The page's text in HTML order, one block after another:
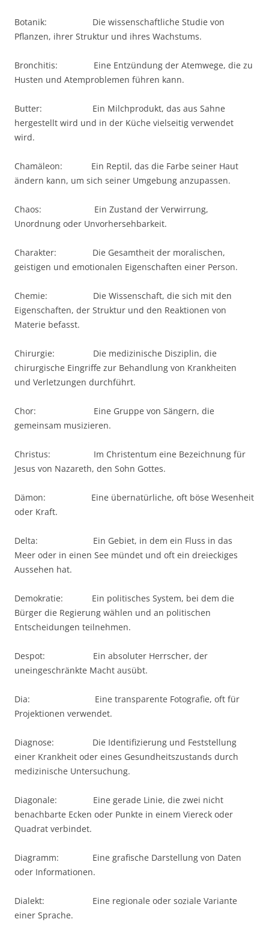
Botanik: Die wissenschaftliche Studie von
Pflanzen, ihrer Struktur und ihres Wachstums.
Bronchitis: Eine Entzündung der Atemwege, die zu
Husten und Atemproblemen führen kann.
Butter: Ein Milchprodukt, das aus Sahne
hergestellt wird und in der Küche vielseitig verwendet
wird.
Chamäleon: Ein Reptil, das die Farbe seiner Haut
ändern kann, um sich seiner Umgebung anzupassen.
Chaos: Ein Zustand der Verwirrung,
Unordnung oder Unvorhersehbarkeit.
Charakter: Die Gesamtheit der moralischen,
geistigen und emotionalen Eigenschaften einer Person.
Chemie: Die Wissenschaft, die sich mit den
Eigenschaften, der Struktur und den Reaktionen von
Materie befasst.
Chirurgie: Die medizinische Disziplin, die
chirurgische Eingriffe zur Behandlung von Krankheiten
und Verletzungen durchführt.
Chor: Eine Gruppe von Sängern, die
gemeinsam musizieren.
Christus: Im Christentum eine Bezeichnung für
Jesus von Nazareth, den Sohn Gottes.
Dämon: Eine übernatürliche, oft böse Wesenheit
oder Kraft.
Delta: Ein Gebiet, in dem ein Fluss in das
Meer oder in einen See mündet und oft ein dreieckiges
Aussehen hat.
Demokratie: Ein politisches System, bei dem die
Bürger die Regierung wählen und an politischen
Entscheidungen teilnehmen.
Despot: Ein absoluter Herrscher, der
uneingeschränkte Macht ausübt.
Dia: Eine transparente Fotografie, oft für
Projektionen verwendet.
Diagnose: Die Identifizierung und Feststellung
einer Krankheit oder eines Gesundheitszustands durch
medizinische Untersuchung.
Diagonale: Eine gerade Linie, die zwei nicht
benachbarte Ecken oder Punkte in einem Viereck oder
Quadrat verbindet.
Diagramm: Eine grafische Darstellung von Daten
oder Informationen.
Dialekt: Eine regionale oder soziale Variante
einer Sprache.